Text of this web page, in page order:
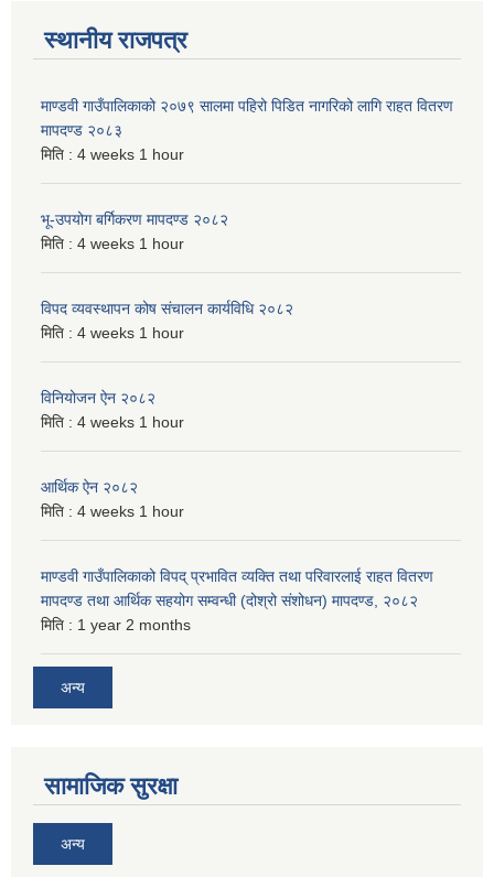
स्थानीय राजपत्र
माण्डवी गाउँपालिकाको २०७९ सालमा पहिरो पिडित नागरिको लागि राहत वितरण
मापदण्ड २०८३
मिति : 4 weeks 1 hour
भू-उपयोग बर्गिकरण मापदण्ड २०८२
मिति : 4 weeks 1 hour
विपद व्यवस्थापन कोष संचालन कार्यविधि २०८२
मिति : 4 weeks 1 hour
विनियोजन ऐन २०८२
मिति : 4 weeks 1 hour
आर्थिक ऐन २०८२
मिति : 4 weeks 1 hour
माण्डवी गाउँपालिकाको विपद् प्रभावित व्यक्ति तथा परिवारलाई राहत वितरण
मापदण्ड तथा आर्थिक सहयोग सम्वन्धी (दोश्रो संशोधन) मापदण्ड, २०८२
मिति : 1 year 2 months
अन्य
सामाजिक सुरक्षा
अन्य